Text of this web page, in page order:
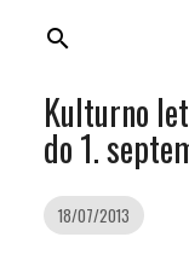
search
Kulturno
do 1.
18/07/2013